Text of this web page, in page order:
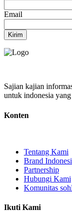
Email
Kirim
Sajian kajian
untuk indonesia
Konten
Tentang Kami
Brand
Partnership
Hubungi Kami
Komunitas
Ikuti Kami